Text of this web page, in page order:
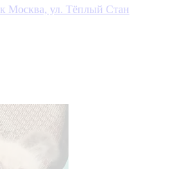
Москва, ул. Тёплый Стан